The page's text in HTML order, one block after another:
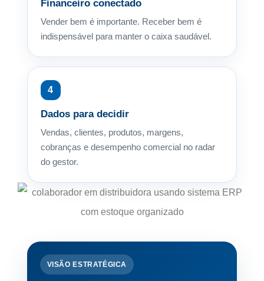
Financeiro conectado
Vender bem é importante. Receber bem é
indispensável para manter o caixa saudável.
4
Dados para decidir
Vendas, clientes, produtos, margens,
cobranças e desempenho comercial no radar
do gestor.
VISÃO ESTRATÉGICA